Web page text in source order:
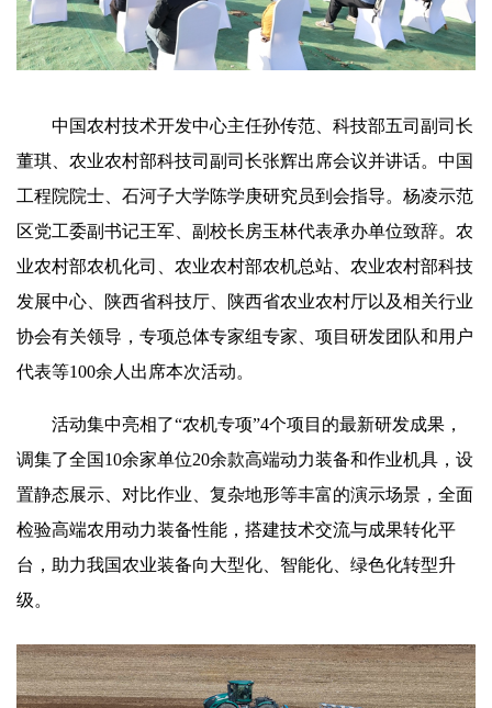
中国农村技术开发中心主任孙传范、科技部五司副司长
董琪、农业农村部科技司副司长张辉出席会议并讲话。中国
工程院院士、石河子大学陈学庚研究员到会指导。杨凌示范
区党工委副书记王军、副校长房玉林代表承办单位致辞。农
业农村部农机化司、农业农村部农机总站、农业农村部科技
发展中心、陕西省科技厅、陕西省农业农村厅以及相关行业
协会有关领导，专项总体专家组专家、项目研发团队和用户
代表等100余人出席本次活动。
活动集中亮相了“农机专项”4个项目的最新研发成果，
调集了全国10余家单位20余款高端动力装备和作业机具，设
置静态展示、对比作业、复杂地形等丰富的演示场景，全面
检验高端农用动力装备性能，搭建技术交流与成果转化平
台，助力我国农业装备向大型化、智能化、绿色化转型升
级。